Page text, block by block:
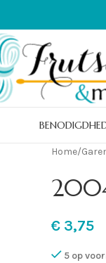
Home/
€3,75
5 op